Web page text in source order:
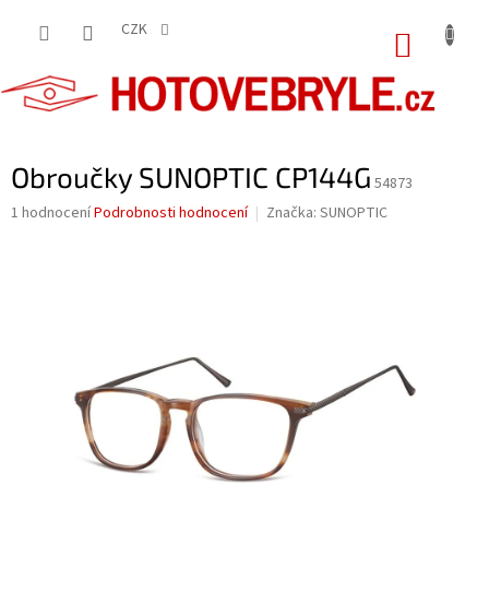
CZK
Obroučky SUNOPTIC CP144G 54873
Průměrné
1 hodnoceníPodrobnosti hodnocení Značka: SUNOPTIC